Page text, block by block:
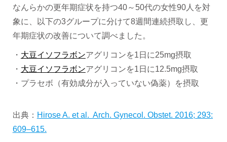
なんらかの更年期症状を持つ40～50代の女性90人を対
象に、以下の3グループに分けて8週間連続摂取し、更
年期症状の改善について調べました。
・ 大豆イソフラボンアグリコンを1日に25mg摂取
・ 大豆イソフラボンアグリコンを1日に12.5mg摂取
・プラセボ（有効成分が入っていない偽薬）を摂取
出典： Hirose A. et al. Arch. Gynecol. Obstet. 2016; 293:
609–615.